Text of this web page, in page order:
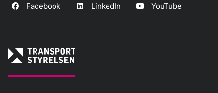
Facebook LinkedIn YouTube